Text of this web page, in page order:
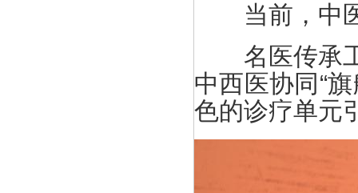
当前，中医
名医传承工
中西医协同“
色的诊疗单元